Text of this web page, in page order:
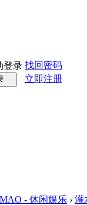
登录 找回密码
立即注册
- 休闲娱乐 › 灌